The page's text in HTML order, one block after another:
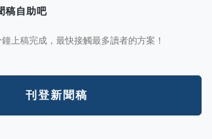
稿自助吧
上稿完成，最快接觸最多讀者的方案！
刊登新聞稿